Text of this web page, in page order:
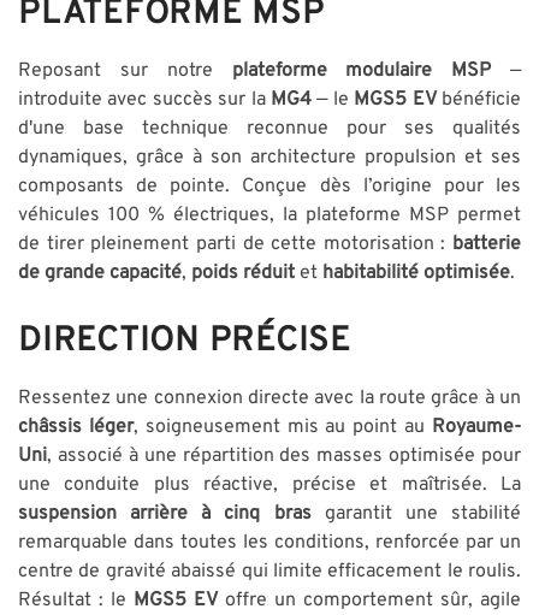
PLATEFORME MSP
Reposant sur notre plateforme modulaire MSP —
introduite avec succès sur la MG4 — le MGS5 EVbénéficie
d'une base technique reconnue pour ses qualités
dynamiques, grâce à son architecture propulsion et ses
composants de pointe. Conçue dès l’origine pour les
véhicules 100 % électriques, la plateforme MSP permet
de tirer pleinement parti de cette motorisation : batterie
de grande capacité, poids réduit et habitabilité optimisée.
DIRECTION PRÉCISE
Ressentez une connexion directe avec la route grâce à un
châssis léger, soigneusement mis au point au Royaume-
Uni, associé à une répartition des masses optimisée pour
une conduite plus réactive, précise et maîtrisée. La
suspension arrière à cinq brasgarantit une stabilité
remarquable dans toutes les conditions, renforcée par un
centre de gravité abaissé qui limite efficacement le roulis.
Résultat : le MGS5 EVoffre un comportement sûr, agile